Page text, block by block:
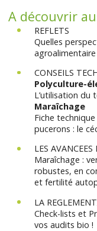
A découvrir
REFLETS
Quelles
agroalimentaire
CONSEILS
Polyculture-
L’utilisation du
Maraîchage
Fiche
pucerons : le
LES
Maraîchage :
robustes, en
et fertilité
LA
Check-lists et
vos audits bio !